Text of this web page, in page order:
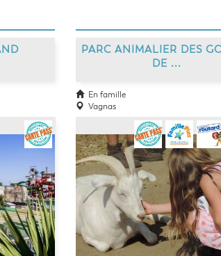
PARC ANIMALIER DES
DE ...
En famille
Vagnas